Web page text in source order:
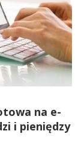
na e-
i pieniędzy